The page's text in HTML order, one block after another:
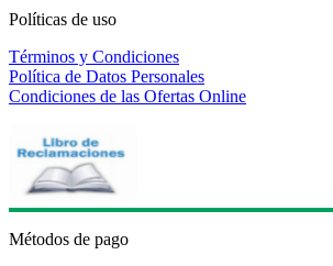
Políticas de uso
Términos y Condiciones
Política de Datos Personales
Condiciones de las Ofertas Online
Métodos de pago